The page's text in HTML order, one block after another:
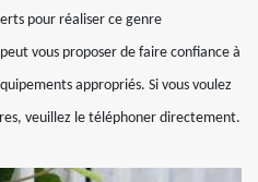
pour réaliser ce genre
vous proposer de faire confiance à
appropriés. Si vous voulez
veuillez le téléphoner directement.